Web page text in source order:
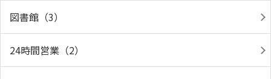
図書館（3）
24時間営業（2）